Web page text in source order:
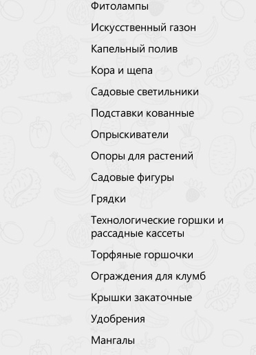
Фитолампы
Искусственный газон
Капельный полив
Кора и щепа
Садовые светильники
Подставки кованные
Опрыскиватели
Опоры для растений
Садовые фигуры
Грядки
Технологические горшки и
рассадные кассеты
Торфяные горшочки
Ограждения для клумб
Крышки закаточные
Удобрения
Мангалы